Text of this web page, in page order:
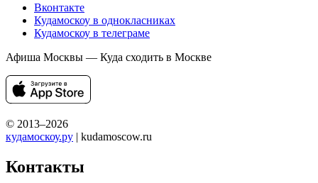
Вконтакте
Кудамоскоу в однокласниках
Кудамоскоу в телеграме
Афиша Москвы — Куда сходить в Москве
© 2013–2026
кудамоскоу.ру | kudamoscow.ru
Контакты